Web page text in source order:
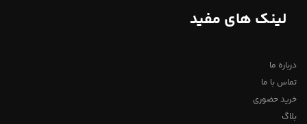
لینک های مفید
درباره ما
تماس با ما
خرید حضوری
بلاگ